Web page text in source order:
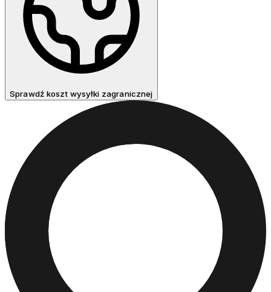
Sprawdź koszt wysyłki zagranicznej